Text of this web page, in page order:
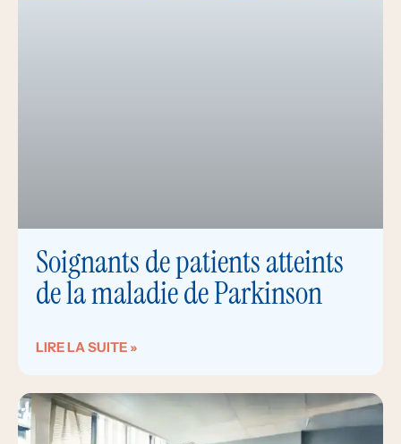
Soignants de patients atteints
de la maladie de Parkinson
LIRE LA SUITE »